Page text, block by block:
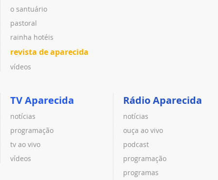
o santuário
pastoral
rainha hotéis
revista de aparecida
vídeos
TV Aparecida
notícias
programação
tv ao vivo
vídeos
Rádio Aparecida
notícias
ouça ao vivo
podcast
programação
programas